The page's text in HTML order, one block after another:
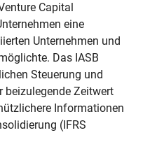
Capital
eine
Unternehmen und
Das IASB
Steuerung und
beizulegende Zeitwert
Informationen
(IFRS